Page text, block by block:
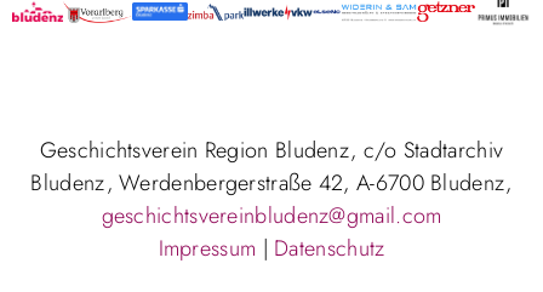
Geschichtsverein Region Bludenz, c/o Stadtarchiv
Bludenz, Werdenbergerstraße 42, A-6700 Bludenz,
geschichtsvereinbludenz@gmail.com
Impressum | Datenschutz